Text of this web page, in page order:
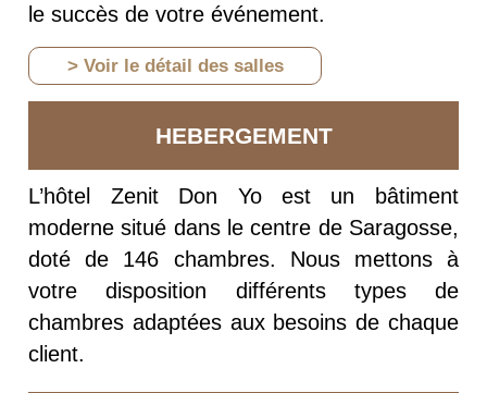
le succès de votre événement.
> Voir le détail des salles
HEBERGEMENT
L’hôtel Zenit Don Yo est un bâtiment
moderne situé dans le centre de Saragosse,
doté de 146 chambres. Nous mettons à
votre disposition différents types de
chambres adaptées aux besoins de chaque
client.